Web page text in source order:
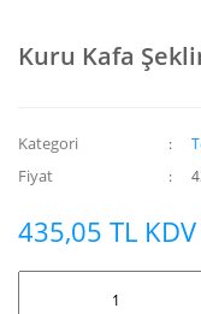
Kuru Kafa
Kategori
Fiyat
435,05 TL